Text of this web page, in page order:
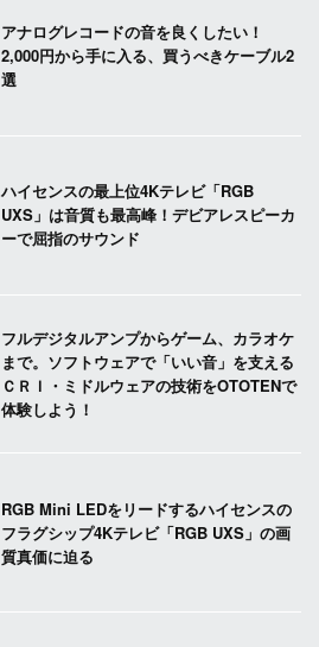
アナログレコードの音を良くしたい！
2,000円から手に入る、買うべきケーブル2
選
ハイセンスの最上位4Kテレビ「RGB
UXS」は音質も最高峰！デビアレスピーカ
ーで屈指のサウンド
フルデジタルアンプからゲーム、カラオケ
まで。ソフトウェアで「いい音」を支える
ＣＲＩ・ミドルウェアの技術をOTOTENで
体験しよう！
RGB Mini LEDをリードするハイセンスの
フラグシップ4Kテレビ「RGB UXS」の画
質真価に迫る